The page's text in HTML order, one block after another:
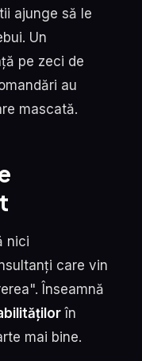
ajunge să le
Un
pe zeci de
au
mascată.
nici
care vin
Înseamnă
în
mai bine.